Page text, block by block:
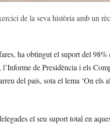
de la seva història amb un
ha obtingut el suport del
de Presidència i els
del país, sota el lema ‘On
el seu suport total en